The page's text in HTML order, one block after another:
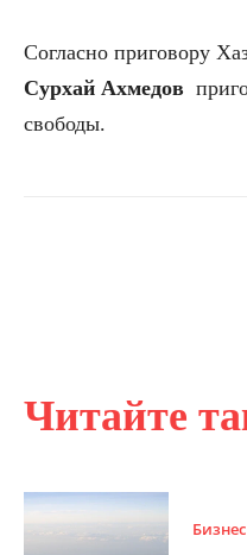
Читайте
Бизнес
Согласно приговору
Сурхай Ахмедов
свободы.